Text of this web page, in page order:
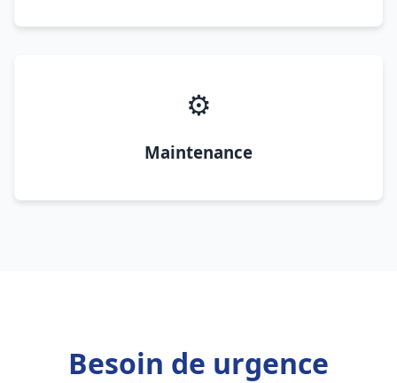
⚙️
Maintenance
Besoin de urgence